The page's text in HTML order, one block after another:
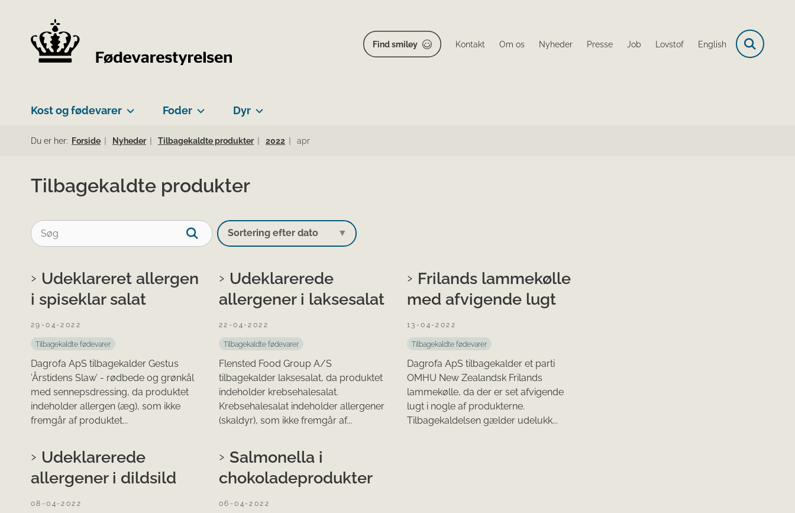
Find smiley Kontakt Om os Nyheder Presse Job Lovstof English
Kost og fødevarer Foder Dyr
Du er her: Forside Nyheder Tilbagekaldte produkter 2022 apr
Tilbagekaldte produkter
Udeklareret allergen
i spiseklar salat
29-04-2022
Tilbagekaldte fødevarer
Dagrofa ApS tilbagekalder Gestus
’Årstidens Slaw’ - rødbede og grønkål
med sennepsdressing, da produktet
indeholder allergen (æg), som ikke
fremgår af produktet...
Udeklarerede
allergener i laksesalat
22-04-2022
Tilbagekaldte fødevarer
Flensted Food Group A/S
tilbagekalder laksesalat, da produktet
indeholder krebsehalesalat.
Krebsehalesalat indeholder allergener
(skaldyr), som ikke fremgår af...
Frilands lammekølle
med afvigende lugt
13-04-2022
Tilbagekaldte fødevarer
Dagrofa ApS tilbagekalder et parti
OMHU New Zealandsk Frilands
lammekølle, da der er set afvigende
lugt i nogle af produkterne.
Tilbagekaldelsen gælder udelukk...
Udeklarerede
allergener i dildsild
08-04-2022
Salmonella i
chokoladeprodukter
06-04-2022